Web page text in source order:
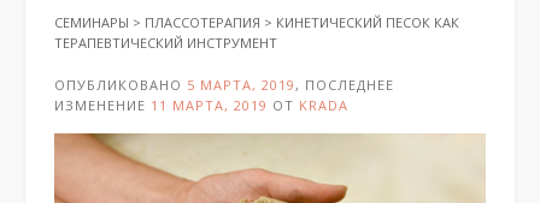
СЕМИНАРЫ > ПЛАССОТЕРАПИЯ > КИНЕТИЧЕСКИЙ ПЕСОК КАК
ТЕРАПЕВТИЧЕСКИЙ ИНСТРУМЕНТ
ОПУБЛИКОВАНО 5 МАРТА, 2019, ПОСЛЕДНЕЕ
ИЗМЕНЕНИЕ 11 МАРТА, 2019 ОТ KRADA